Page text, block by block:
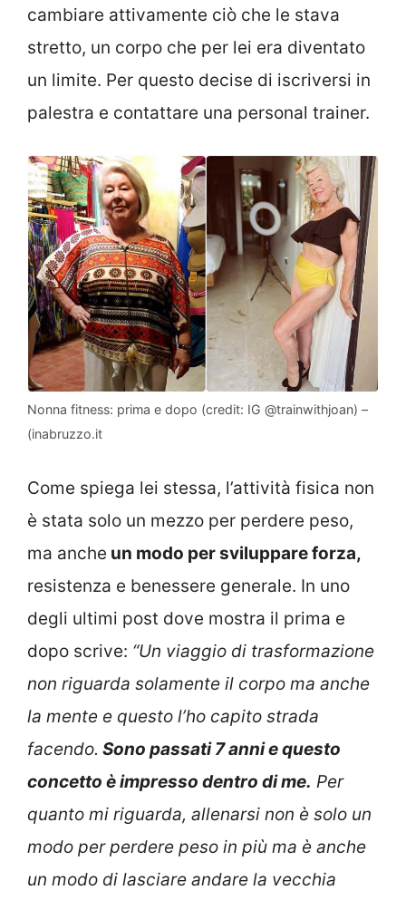
cambiare attivamente ciò che le stava
stretto, un corpo che per lei era diventato
un limite. Per questo decise di iscriversi in
palestra e contattare una personal trainer.
Nonna fitness: prima e dopo (credit: IG @trainwithjoan) –
(inabruzzo.it
Come spiega lei stessa, l’attività fisica non
è stata solo un mezzo per perdere peso,
ma anche un modo per sviluppare forza,
resistenza e benessere generale. In uno
degli ultimi post dove mostra il prima e
dopo scrive: “Un viaggio di trasformazione
non riguarda solamente il corpo ma anche
la mente e questo l’ho capito strada
facendo. Sono passati 7 anni e questo
concetto è impresso dentro di me. Per
quanto mi riguarda, allenarsi non è solo un
modo per perdere peso in più ma è anche
un modo di lasciare andare la vecchia